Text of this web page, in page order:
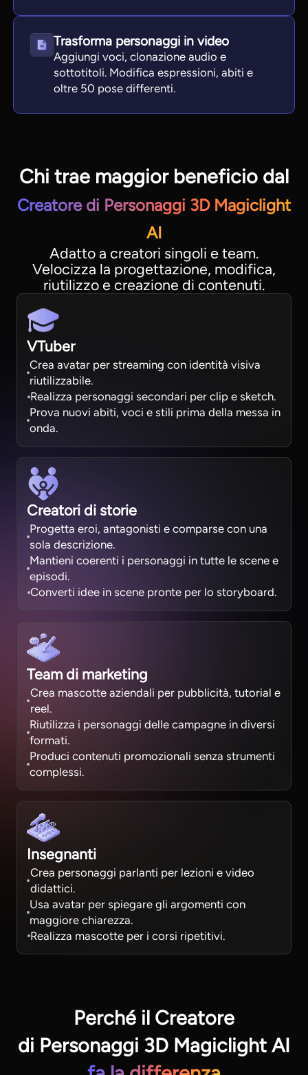
Trasforma personaggi in video
Aggiungi voci, clonazione audio e
sottotitoli. Modifica espressioni, abiti e
oltre 50 pose differenti.
Chi trae maggior beneficio dal
Creatore di Personaggi 3D Magiclight
AI
Adatto a creatori singoli e team.
Velocizza la progettazione, modifica,
riutilizzo e creazione di contenuti.
VTuber
Crea avatar per streaming con identità visiva
riutilizzabile.
Realizza personaggi secondari per clip e sketch.
Prova nuovi abiti, voci e stili prima della messa in
onda.
Creatori di storie
Progetta eroi, antagonisti e comparse con una
sola descrizione.
Mantieni coerenti i personaggi in tutte le scene e
episodi.
Converti idee in scene pronte per lo storyboard.
Team di marketing
Crea mascotte aziendali per pubblicità, tutorial e
reel.
Riutilizza i personaggi delle campagne in diversi
formati.
Produci contenuti promozionali senza strumenti
complessi.
Insegnanti
Crea personaggi parlanti per lezioni e video
didattici.
Usa avatar per spiegare gli argomenti con
maggiore chiarezza.
Realizza mascotte per i corsi ripetitivi.
Perché il Creatore
di Personaggi 3D Magiclight AI